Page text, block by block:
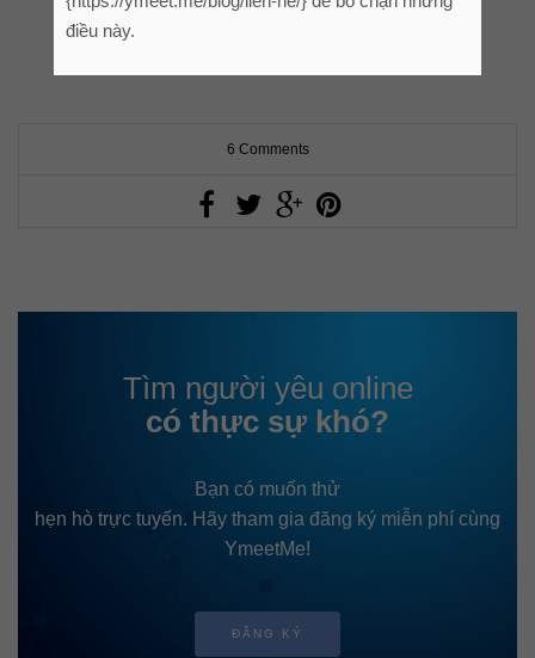
6 Comments
Tìm người yêu online
có thực sự khó?
Bạn có muốn thử
hẹn hò trực tuyến. Hãy tham gia đăng ký miễn phí cùng
YmeetMe!
ĐĂNG KÝ
điều này.